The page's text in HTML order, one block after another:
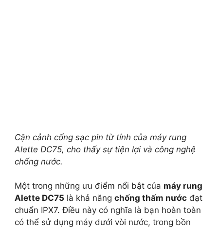
Cận cảnh cổng sạc pin từ tính của máy rung
Alette DC75, cho thấy sự tiện lợi và công nghệ
chống nước.
Một trong những ưu điểm nổi bật của máy rung
Alette DC75 là khả năng chống thấm nước đạt
chuẩn IPX7. Điều này có nghĩa là bạn hoàn toàn
có thể sử dụng máy dưới vòi nước, trong bồn